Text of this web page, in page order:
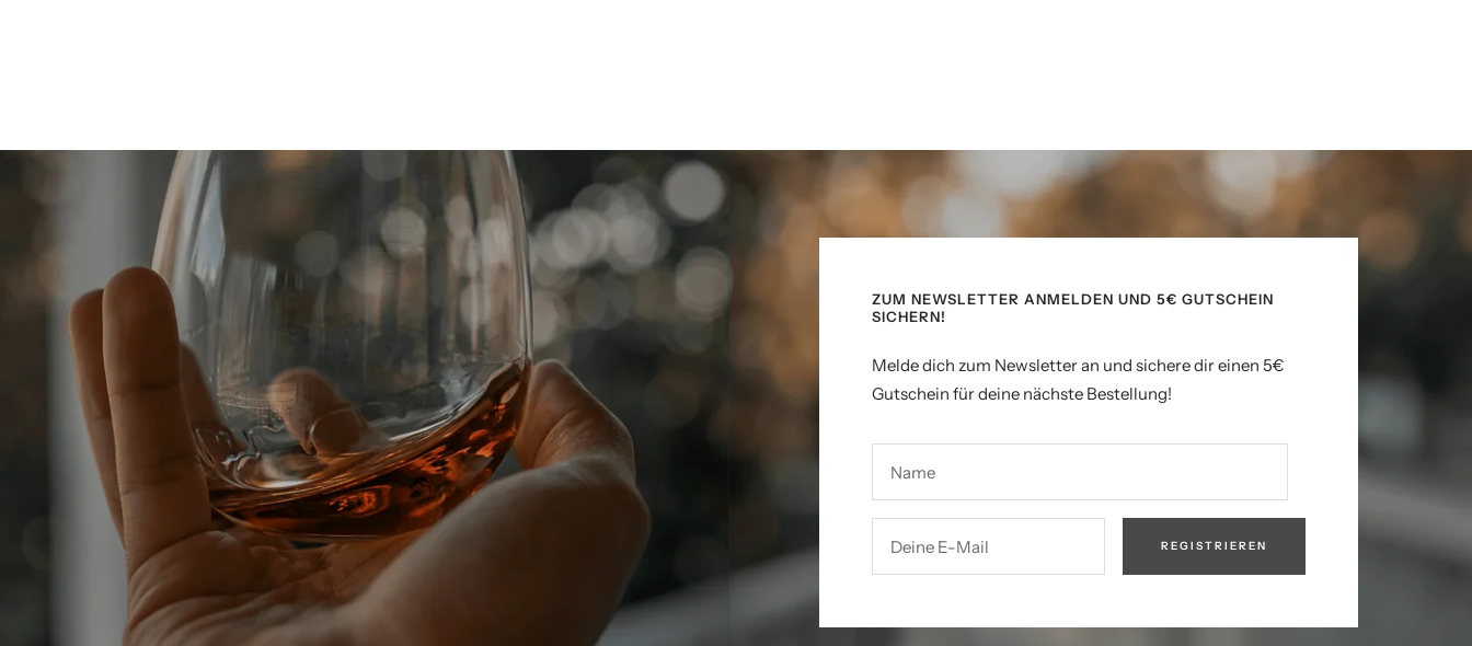
ZUM NEWSLETTER ANMELDEN UND 5€ GUTSCHEIN
SICHERN!
Melde dich zum Newsletter an und sichere dir einen 5€
Gutschein für deine nächste Bestellung!
Name
Deine E-Mail REGISTRIEREN